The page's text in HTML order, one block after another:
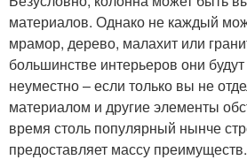
материалов. Однако не каждый
мрамор, дерево, малахит или
большинстве интерьеров они
неуместно – если только вы не
материалом и другие элементы
время столь популярный нынче
предоставляет массу преимуществ.